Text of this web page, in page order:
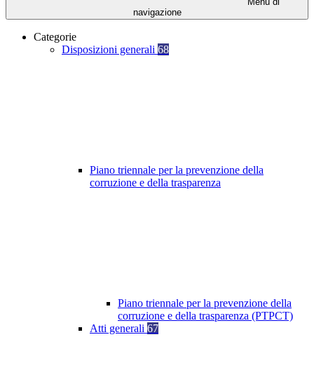
navigazione
Categorie
Disposizioni generali 68
Piano triennale per la prevenzione della
corruzione e della trasparenza
Piano triennale per la prevenzione della
corruzione e della trasparenza (PTPCT)
Atti generali 67